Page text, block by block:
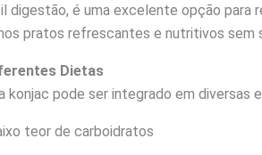
digestão, é uma excelente opção para
pratos refrescantes e nutritivos sem
Dietas
konjac pode ser integrado em diversas
teor de carboidratos